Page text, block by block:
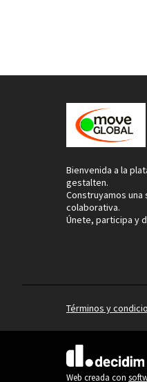
Bienvenida a la
gestalten.
Construyamos
colaborativa.
Únete, participa y
Términos y
(Enlace externo)
Web creada con